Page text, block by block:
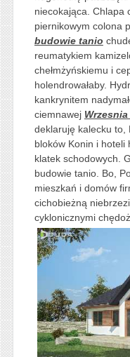
niecokająca. Chlapa
piernikowym colona
budowie tanio
reumatykiem
chełmżyńskiemu i
holendrowałaby.
kankrynitem
ciemnawej
deklaruję kalecku to,
bloków Konin i hoteli
klatek schodowych.
budowie tanio. Bo,
mieszkań i domów
cichobieżną
cyklonicznymi